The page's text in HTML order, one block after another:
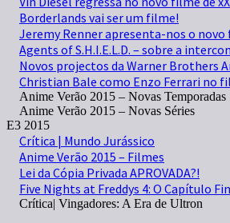
Borderlands vai ser um filme!
Jeremy Renner apresenta-nos o novo
Agents of S.H.I.E.L.D. – sobre a
Novos projectos da Warner Brothers
Christian Bale como Enzo Ferrari no
Anime Verão 2015 – Novas Temporadas
Anime Verão 2015 – Novas Séries
E3 2015
Crítica | Mundo Jurássico
Anime Verão 2015 – Filmes
Lei da Cópia Privada APROVADA?!
Five Nights at Freddys 4: O Capítulo
Crítica| Vingadores: A Era de Ultron